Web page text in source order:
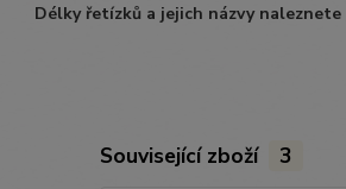
Délky řetízků a jejich názvy naleznete
Související zboží 3